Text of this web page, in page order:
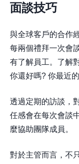
面談技巧
與全球客戶的合作
每兩個禮拜一次會
有了解員工。了解
你還好嗎? 你最近
透過定期的訪談，
任感會在每次會談
麼協助團隊成員。
對於主管而言，不